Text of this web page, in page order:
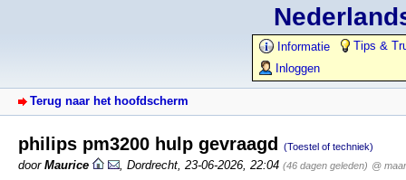
Informatie
Tips &
Inloggen
Terug naar het hoofdscherm
philips pm3200 hulp gevraagd (Toestel of techniek)
door Maurice Dordrecht 23-06-2026, 22:04 (46 dagen geleden) @